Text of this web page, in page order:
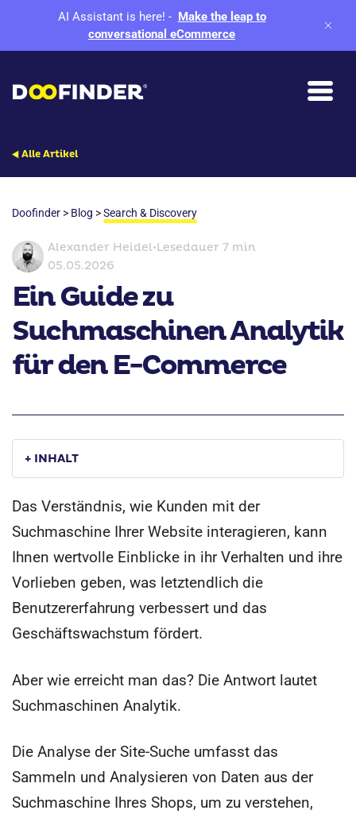
AI Assistant is here! - Make the leap to
conversational eCommerce
Alle Artikel
Doofinder > Blog >Search & Discovery
Alexander Heidel•Lesedauer 7 min
05.05.2026
Ein Guide zu
Suchmaschinen Analytik
für den E-Commerce
+ INHALT
Das Verständnis, wie Kunden mit der
Suchmaschine Ihrer Website interagieren, kann
Ihnen wertvolle Einblicke in ihr Verhalten und ihre
Vorlieben geben, was letztendlich die
Benutzererfahrung verbessert und das
Geschäftswachstum fördert.
Aber wie erreicht man das? Die Antwort lautet
Suchmaschinen Analytik.
Die Analyse der Site-Suche umfasst das
Sammeln und Analysieren von Daten aus der
Suchmaschine Ihres Shops, um zu verstehen,